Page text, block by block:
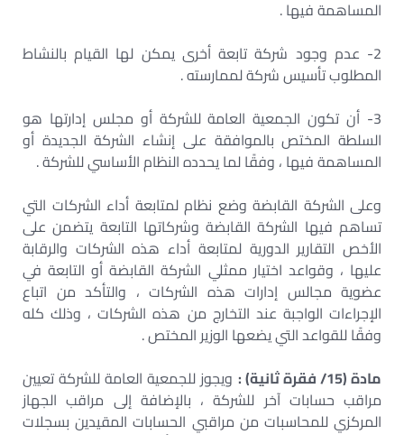
المساهمة فيها .
2- عدم وجود شركة تابعة أخرى يمكن لها القيام بالنشاط
المطلوب تأسيس شركة لممارسته .
3- أن تكون الجمعية العامة للشركة أو مجلس إدارتها هو
السلطة المختص بالموافقة على إنشاء الشركة الجديدة أو
المساهمة فيها ، وفقًا لما يحدده النظام الأساسي للشركة .
وعلى الشركة القابضة وضع نظام لمتابعة أداء الشركات التي
تساهم فيها الشركة القابضة وشركاتها التابعة يتضمن على
الأخص التقارير الدورية لمتابعة أداء هذه الشركات والرقابة
عليها ، وقواعد اختيار ممثلي الشركة القابضة أو التابعة في
عضوية مجالس إدارات هذه الشركات ، والتأكد من اتباع
الإجراءات الواجبة عند التخارج من هذه الشركات ، وذلك كله
وفقًا للقواعد التي يضعها الوزير المختص .
مادة (15/ فقرة ثانية) :
ويجوز للجمعية العامة للشركة تعيين
مراقب حسابات آخر للشركة ، بالإضافة إلى مراقب الجهاز
المركزي للمحاسبات من مراقبي الحسابات المقيدين بسجلات